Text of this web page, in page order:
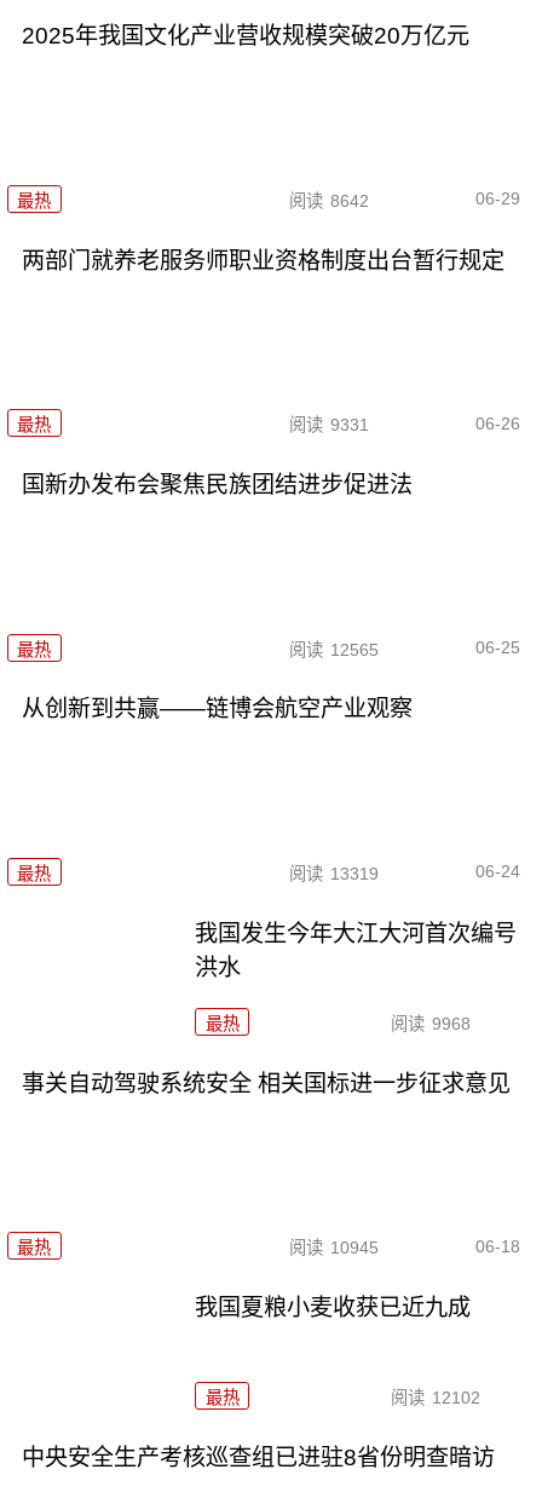
2025年我国文化产业营收规模突破20万亿元
最热 阅读 8642 06-29
两部门就养老服务师职业资格制度出台暂行规定
最热 阅读 9331 06-26
国新办发布会聚焦民族团结进步促进法
最热 阅读 12565 06-25
从创新到共赢——链博会航空产业观察
最热 阅读 13319 06-24
我国发生今年大江大河首次编号
洪水
最热 阅读 9968
事关自动驾驶系统安全 相关国标进一步征求意见
最热 阅读 10945 06-18
我国夏粮小麦收获已近九成
最热 阅读 12102
中央安全生产考核巡查组已进驻8省份明查暗访